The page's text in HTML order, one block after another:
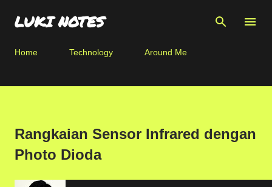
Skip to main content
LUKI NOTES
Home Technology Around Me
Rangkaian Sensor Infrared dengan
Photo Dioda